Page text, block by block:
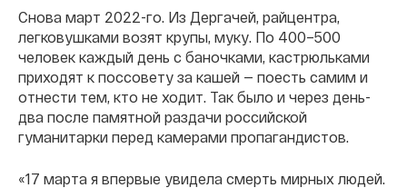
Снова март 2022-го. Из Дергачей, райцентра,
легковушками возят крупы, муку. По 400–500
человек каждый день с баночками, кастрюльками
приходят к поссовету за кашей — поесть самим и
отнести тем, кто не ходит. Так было и через день-
два после памятной раздачи российской
гуманитарки перед камерами пропагандистов.
«17 марта я впервые увидела смерть мирных людей.